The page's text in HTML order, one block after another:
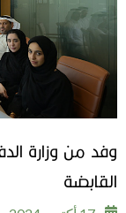
وفد من وزارة
القابضة